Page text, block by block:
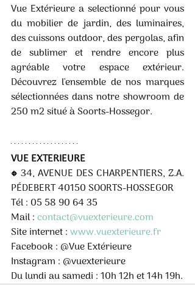
Vue Extérieure a selectionné pour vous
du mobilier de jardin, des luminaires,
des cuissons outdoor, des pergolas, afin
de sublimer et rendre encore plus
agréable votre espace extérieur.
Découvrez l'ensemble de nos marques
sélectionnées dans notre showroom de
250 m2 situé à Soorts-Hossegor.
VUE EXTERIEURE
◆ 34, AVENUE DES CHARPENTIERS, Z.A.
PÉDEBERT 40150 SOORTS-HOSSEGOR
Tél : 05 58 90 64 35
Mail : contact@vuexterieure.com
Site internet : www.vuexterieure.fr
Facebook : @Vue Extérieure
Instagram : @vuexterieure
Du lundi au samedi : 10h 12h et 14h 19h.